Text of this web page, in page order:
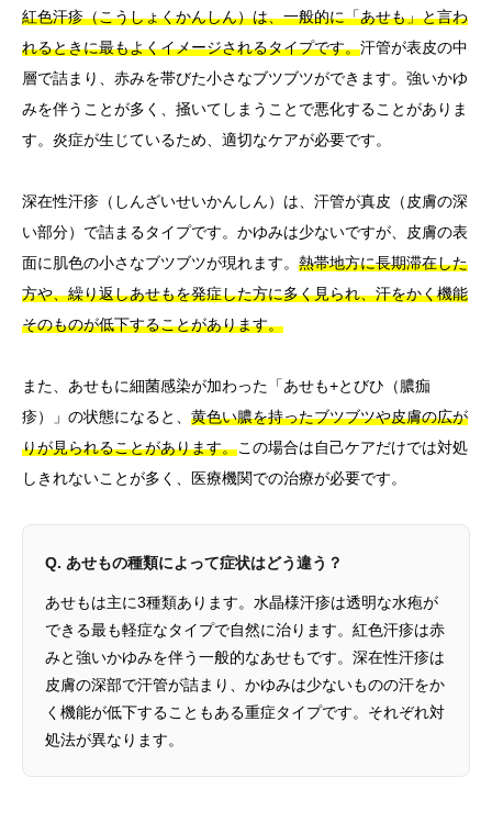
紅色汗疹（こうしょくかんしん）は、一般的に「あせも」と言わ
れるときに最もよくイメージされるタイプです。汗管が表皮の中
層で詰まり、赤みを帯びた小さなブツブツができます。強いかゆ
みを伴うことが多く、掻いてしまうことで悪化することがありま
す。炎症が生じているため、適切なケアが必要です。
深在性汗疹（しんざいせいかんしん）は、汗管が真皮（皮膚の深
い部分）で詰まるタイプです。かゆみは少ないですが、皮膚の表
面に肌色の小さなブツブツが現れます。 熱帯地方に長期滞在した
方や、繰り返しあせもを発症した方に多く見られ、汗をかく機能
そのものが低下することがあります。
また、あせもに細菌感染が加わった「あせも+とびひ（膿痂
疹）」の状態になると、 黄色い膿を持ったブツブツや皮膚の広が
りが見られることがあります。この場合は自己ケアだけでは対処
しきれないことが多く、医療機関での治療が必要です。
Q. あせもの種類によって症状はどう違う？
あせもは主に3種類あります。水晶様汗疹は透明な水疱が
できる最も軽症なタイプで自然に治ります。紅色汗疹は赤
みと強いかゆみを伴う一般的なあせもです。深在性汗疹は
皮膚の深部で汗管が詰まり、かゆみは少ないものの汗をか
く機能が低下することもある重症タイプです。それぞれ対
処法が異なります。